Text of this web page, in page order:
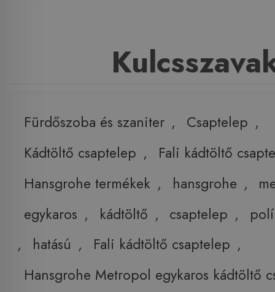
Fürdőszoba és szaniter , Csaptelep ,
Kádtöltő csaptelep ,
Fali kádtöltő
Hansgrohe termékek , hansgrohe ,
egykaros , kádtöltő , csaptelep ,
,
hatású , Fali kádtöltő csaptelep ,
Hansgrohe Metropol egykaros kádtöltő